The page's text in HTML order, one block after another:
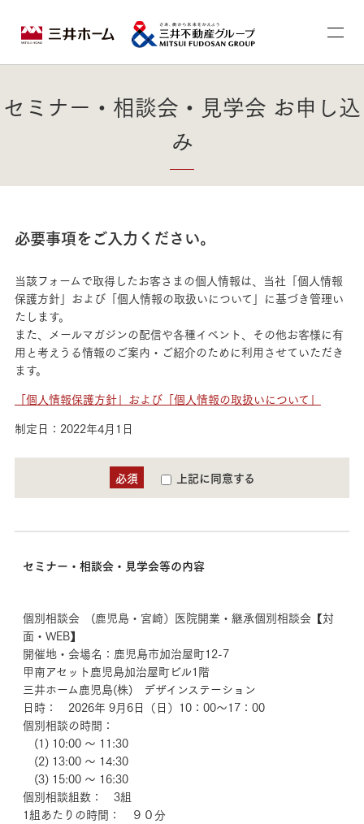
セミナー・相談会・見学会 お申し込
み
必要事項をご入力ください。
当該フォームで取得したお客さまの個人情報は、当社「個人情報
保護方針」および「個人情報の取扱いについて」に基づき管理い
たします。
また、メールマガジンの配信や各種イベント、その他お客様に有
用と考えうる情報のご案内・ご紹介のために利用させていただき
ます。
「個人情報保護方針」および「個人情報の取扱いについて」
制定日：2022年4月1日
必須 上記に同意する
セミナー・相談会・見学会等の内容
個別相談会 (鹿児島・宮崎）医院開業・継承個別相談会【対
面・WEB】
開催地・会場名：鹿児島市加治屋町12-7
甲南アセット鹿児島加治屋町ビル1階
三井ホーム鹿児島(株) デザインステーション
日時： 2026年 9月6日（日）10：00～17：00
個別相談の時間：
(1) 10:00 ～ 11:30
(2) 13:00 ～ 14:30
(3) 15:00 ～ 16:30
個別相談組数： 3組
1組あたりの時間： ９０分